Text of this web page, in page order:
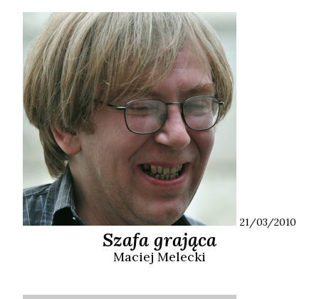
21/03/2010
Szafa grająca
Maciej Melecki